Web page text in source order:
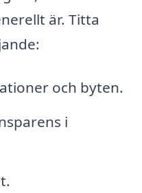
är. Titta
och byten.
i